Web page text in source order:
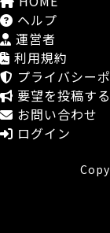
ヘルプ
運営者
利用規約
プライバシー
要望を投稿する
お問い合わせ
ログイン